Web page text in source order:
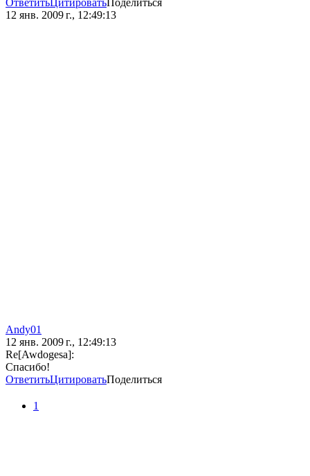
ОтветитьЦитироватьПоделиться
12 янв. 2009 г., 12:49:13
Andy01
12 янв. 2009 г., 12:49:13
Re[Awdogesa]:
Спасибо!
ОтветитьЦитироватьПоделиться
1